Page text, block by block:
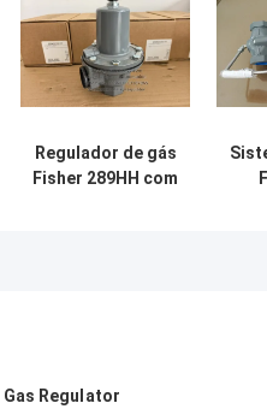
Regulador de gás
Fisher 289HH com
Gas Regulator